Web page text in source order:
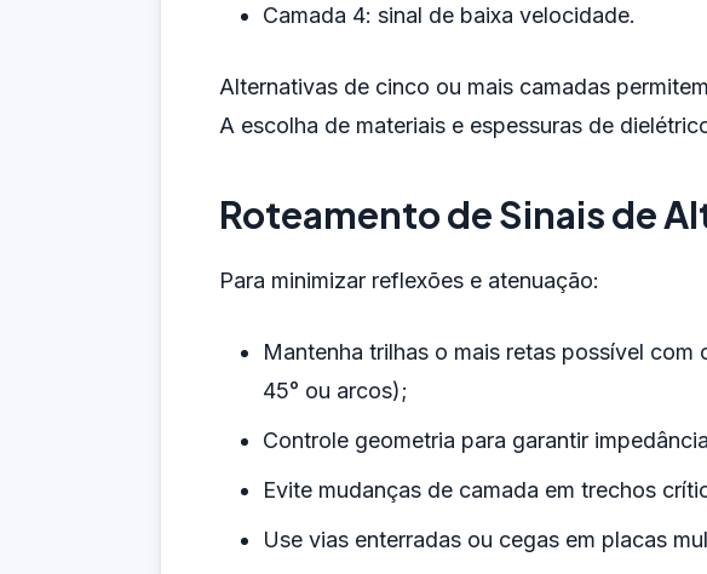
Camada 4: sinal de baixa velocidade.
Alternativas de cinco ou mais camadas
A escolha de materiais e espessuras de
Roteamento de Sinais de
Para minimizar reflexões e atenuação:
Mantenha trilhas o mais retas possível
45° ou arcos);
Controle geometria para garantir
Evite mudanças de camada em trechos
Use vias enterradas ou cegas em placas